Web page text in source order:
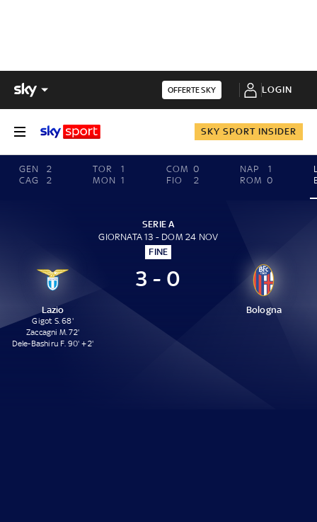
OFFERTE SKY LOGIN
SKY SPORT INSIDER
GEN
2
CAG
2
TOR
1
MON 1
COM 0
FIO
2
NAP
1
ROM 0
SERIE A
GIORNATA 13 - DOM 24 NOV
FINE
Lazio
Gigot S. 68'
Zaccagni M. 72'
Dele-Bashiru F. 90' + 2'
3 - 0
Bologna